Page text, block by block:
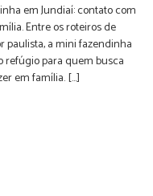
em Jundiaí: contato com
Entre os roteiros de
a mini fazendinha
refúgio para quem busca
em família. […]